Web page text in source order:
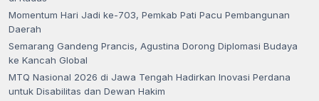
Momentum Hari Jadi ke-703, Pemkab Pati Pacu Pembangunan
Daerah
Semarang Gandeng Prancis, Agustina Dorong Diplomasi Budaya
ke Kancah Global
MTQ Nasional 2026 di Jawa Tengah Hadirkan Inovasi Perdana
untuk Disabilitas dan Dewan Hakim